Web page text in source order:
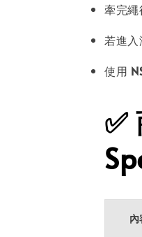
牽完繩
若進入
使用
✅
內